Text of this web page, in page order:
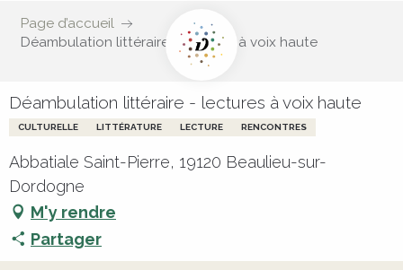
Page d’accueil
Déambulation littéraire - lectures à voix haute
Déambulation littéraire - lectures à voix haute
CULTURELLE LITTÉRATURE LECTURE RENCONTRES
Abbatiale Saint-Pierre, 19120 Beaulieu-sur-
Dordogne
M'y rendre
Partager